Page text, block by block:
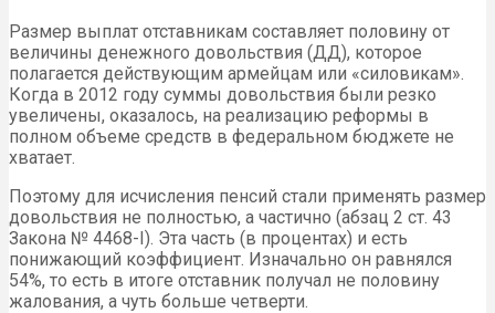
Размер выплат отставникам составляет половину от
величины денежного довольствия (ДД), которое
полагается действующим армейцам или «силовикам».
Когда в 2012 году суммы довольствия были резко
увеличены, оказалось, на реализацию реформы в
полном объеме средств в федеральном бюджете не
хватает.
Поэтому для исчисления пенсий стали применять размер
довольствия не полностью, а частично (абзац 2 ст. 43
Закона № 4468-I). Эта часть (в процентах) и есть
понижающий коэффициент. Изначально он равнялся
54%, то есть в итоге отставник получал не половину
жалования, а чуть больше четверти.